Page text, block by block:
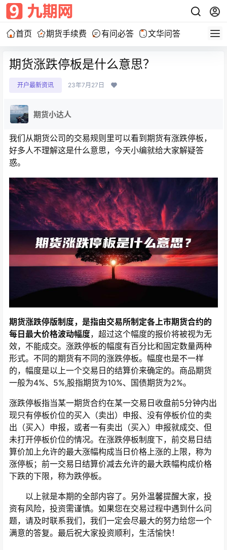
首页 期货手续费 有问必答 文华问答
期货涨跌停板是什么意思？
开户最新资讯 23年7月27日
期货小达人
我们从期货公司的交易规则里可以看到期货有涨跌停板，
好多人不理解这是什么意思，今天小编就给大家解疑答
惑。
期货涨跌停版制度，是指由交易所制定各上市期货合约的
每日最大价格波动幅度，超过这个幅度的报价将被视为无
效，不能成交。涨跌停板的幅度有百分比和固定数量两种
形式。不同的期货有不同的涨跌停板。幅度也是不一样
的，幅度是以上一个交易日的结算价来确定的。商品期货
一般为4%、5%,股指期货为10%、国债期货为2%。
涨跌停板指当某一期货合约在某一交易日收盘前5分钟内出
现只有停板价位的买入（卖出）申报、没有停板价位的卖
出（买入）申报，或者一有卖出（买入）申报就成交、但
未打开停板价位的情况。在涨跌停板制度下，前交易日结
算价加上允许的最大涨幅构成当日价格上涨的上限，称为
涨停板；前一交易日结算价减去允许的最大跌幅构成价格
下跌的下限，称为跌停板。
以上就是本期的全部内容了。另外温馨提醒大家，投
资有风险，投资需谨慎。如果您在交易过程中遇到什么问
题，请及时联系我们，我们一定会尽最大的努力给您一个
满意的答复。最后祝大家投资顺利，生活愉快！